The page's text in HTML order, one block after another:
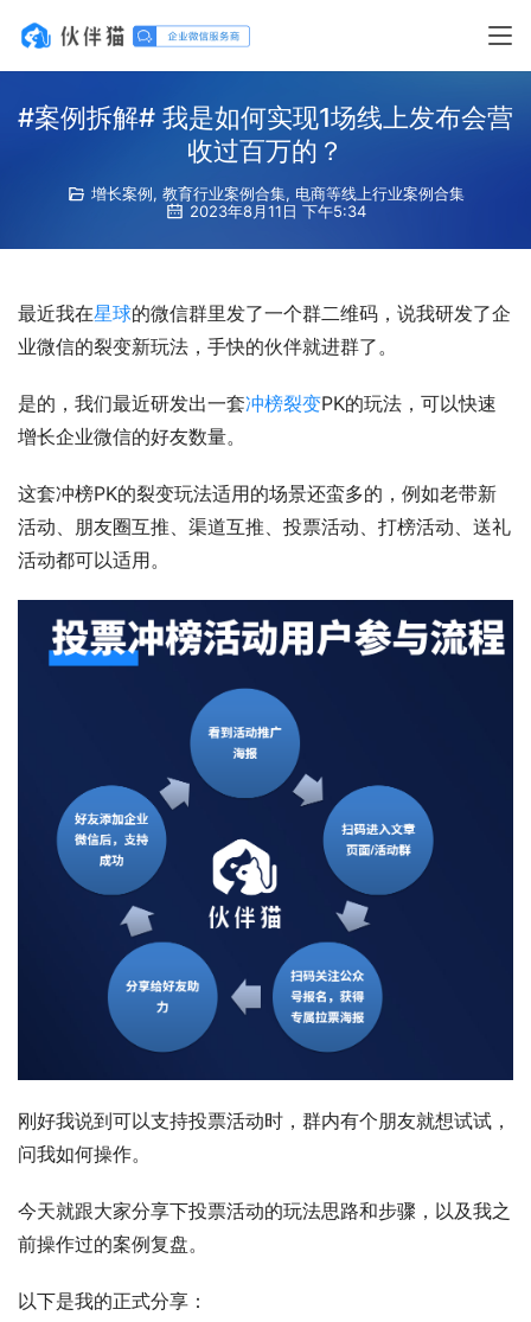
#案例拆解# 我是如何实现1场线上发布会营
收过百万的？
增长案例, 教育行业案例合集, 电商等线上行业案例合集
2023年8月11日 下午5:34
最近我在星球的微信群里发了一个群二维码，说我研发了企
业微信的裂变新玩法，手快的伙伴就进群了。
是的，我们最近研发出一套冲榜裂变PK的玩法，可以快速
增长企业微信的好友数量。
这套冲榜PK的裂变玩法适用的场景还蛮多的，例如老带新
活动、朋友圈互推、渠道互推、投票活动、打榜活动、送礼
活动都可以适用。
刚好我说到可以支持投票活动时，群内有个朋友就想试试，
问我如何操作。
今天就跟大家分享下投票活动的玩法思路和步骤，以及我之
前操作过的案例复盘。
以下是我的正式分享：